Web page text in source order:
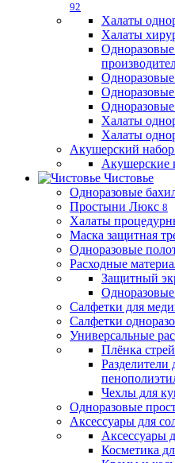
92
Халаты
Халаты
Халаты
Халаты
Акушерский набор
Акушерские
Чистовье
Одноразовые
Простыни Люкс 8
Халаты
Маска защитная
Одноразовые
Расходные
Защитный
Салфетки для
Салфетки
Универсальные
Плёнка
Разделители
Чехлы для
Одноразовые
Аксессуары для
Аксессуары
Косметика